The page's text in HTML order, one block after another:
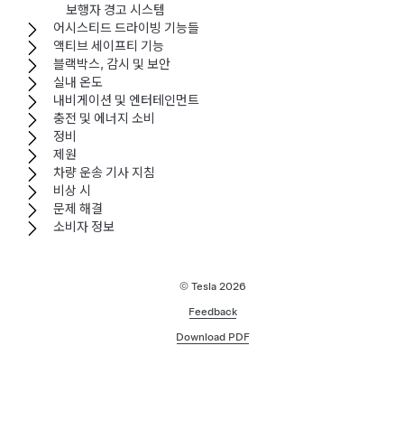
보행자 경고 시스템
어시스티드 드라이빙 기능들
액티브 세이프티 기능
블랙박스, 감시 및 보안
실내 온도
내비게이션 및 엔터테인먼트
충전 및 에너지 소비
정비
제원
차량 운송 기사 지침
비상 시
문제 해결
소비자 정보
© Tesla 2026
Feedback
Download PDF